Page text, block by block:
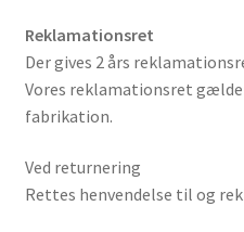
Reklamationsret
Der gives 2 års
Vores reklamationsret
fabrikation.
Ved returnering
Rettes henvendelse til og